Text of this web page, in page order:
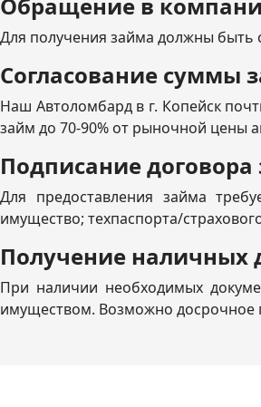
Обращение в
Для получения займа должны быть
Согласование суммы
Наш Автоломбард в г. Копейск
займ до 70-90% от рыночной цены
Подписание договора
Для предоставления займа
имущество; техпаспорта/
Получение наличных
При наличии необходимых
имуществом. Возможно досрочное